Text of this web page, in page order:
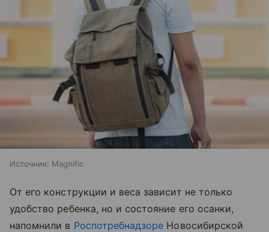
Источник: Magnific
От его конструкции и веса зависит не только
удобство ребенка, но и состояние его осанки,
напомнили в Роспотребнадзоре Новосибирской